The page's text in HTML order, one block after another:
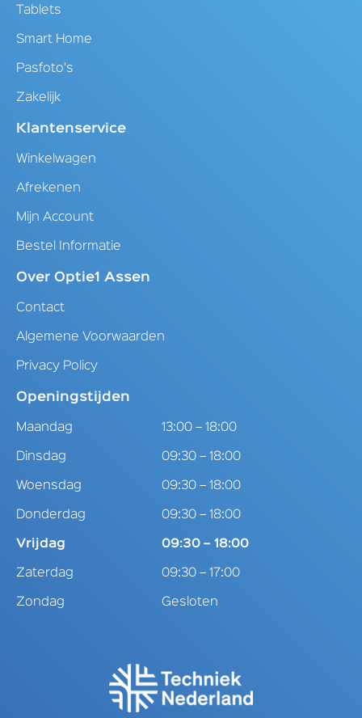
Tablets
Smart Home
Pasfoto's
Zakelijk
Klantenservice
Winkelwagen
Afrekenen
Mijn Account
Bestel Informatie
Over Optie1 Assen
Contact
Algemene Voorwaarden
Privacy Policy
Openingstijden
Maandag 13:00 – 18:00
Dinsdag 09:30 – 18:00
Woensdag 09:30 – 18:00
Donderdag 09:30 – 18:00
Vrijdag 09:30 – 18:00
Zaterdag 09:30 – 17:00
Zondag Gesloten